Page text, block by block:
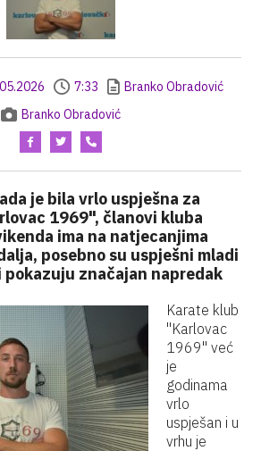
7:33
Branko Obradović
Branko Obradović
je bila vrlo uspješna za
1969", članovi kluba
ima na natjecanjima
posebno su uspješni mladi
značajan napredak
Karate klub
"Karlovac
1969" već
je
godinama
vrlo
uspješan i u
vrhu je